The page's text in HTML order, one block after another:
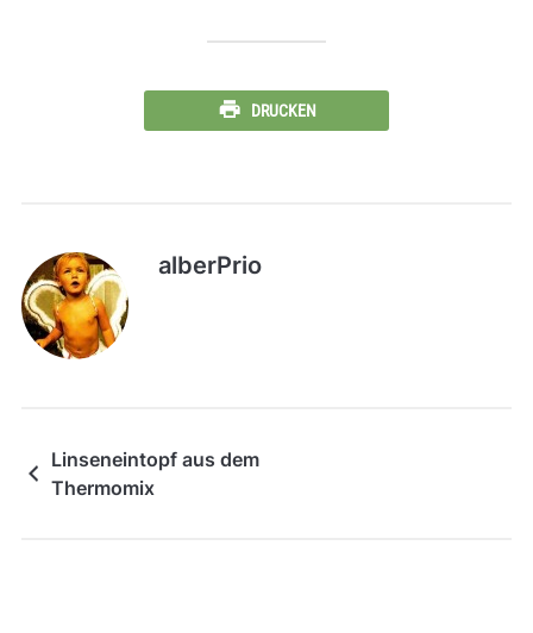
DRUCKEN
alberPrio
Linseneintopf aus dem
Thermomix